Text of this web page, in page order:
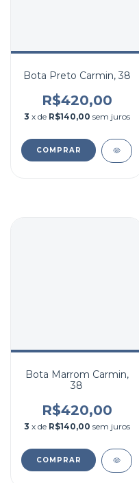
Bota Preto Carmin, 38
R$420,00
3 x de R$140,00 sem juros
COMPRAR
Bota Marrom Carmin,
38
R$420,00
3 x de R$140,00 sem juros
COMPRAR